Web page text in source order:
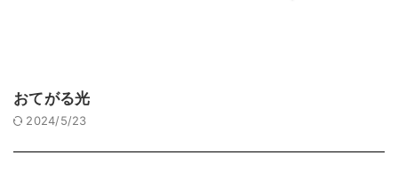
おてがる光
2024/5/23